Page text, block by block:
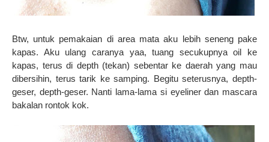
Btw, untuk pemakaian di area mata aku lebih seneng pake
kapas. Aku ulang caranya yaa, tuang secukupnya oil ke
kapas, terus di depth (tekan) sebentar ke daerah yang mau
dibersihin, terus tarik ke samping. Begitu seterusnya, depth-
geser, depth-geser. Nanti lama-lama si eyeliner dan mascara
bakalan rontok kok.